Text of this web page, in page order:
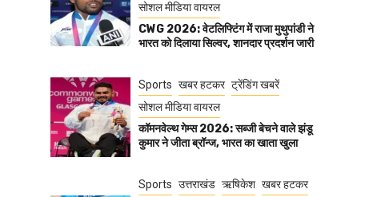
सोशल मीडिया वायरल
CWG 2026: वेटलिफ्टिंग में राजा मुथुपांडी ने
भारत को दिलाया सिल्वर, शानदार प्रदर्शन जारी
Sports खबर हटकर ट्रेंडिंग खबरें
सोशल मीडिया वायरल
कॉमनवेल्थ गेम्स 2026: सब्जी बेचने वाले झंडू
कुमार ने जीता ब्रॉन्ज, भारत का खाता खुला
Sports उत्तराखंड ऋषिकेश खबर हटकर